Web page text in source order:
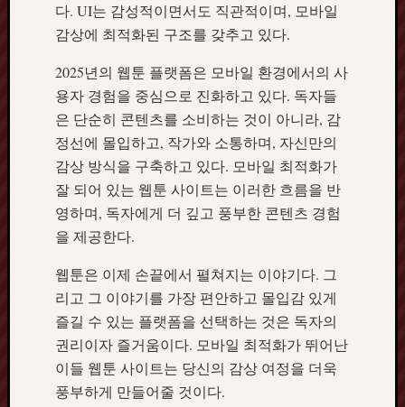
다. UI는 감성적이면서도 직관적이며, 모바일
감상에 최적화된 구조를 갖추고 있다.
2025년의 웹툰 플랫폼은 모바일 환경에서의 사
용자 경험을 중심으로 진화하고 있다. 독자들
은 단순히 콘텐츠를 소비하는 것이 아니라, 감
정선에 몰입하고, 작가와 소통하며, 자신만의
감상 방식을 구축하고 있다. 모바일 최적화가
잘 되어 있는 웹툰 사이트는 이러한 흐름을 반
영하며, 독자에게 더 깊고 풍부한 콘텐츠 경험
을 제공한다.
웹툰은 이제 손끝에서 펼쳐지는 이야기다. 그
리고 그 이야기를 가장 편안하고 몰입감 있게
즐길 수 있는 플랫폼을 선택하는 것은 독자의
권리이자 즐거움이다. 모바일 최적화가 뛰어난
이들 웹툰 사이트는 당신의 감상 여정을 더욱
풍부하게 만들어줄 것이다.